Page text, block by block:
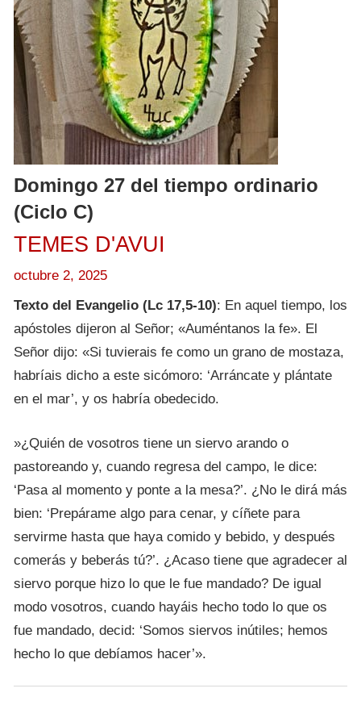
Domingo 27 del tiempo ordinario
(Ciclo C)
TEMES D'AVUI
octubre 2, 2025
Texto del Evangelio (Lc 17,5-10): En aquel tiempo, los
apóstoles dijeron al Señor; «Auméntanos la fe». El
Señor dijo: «Si tuvierais fe como un grano de mostaza,
habríais dicho a este sicómoro: ‘Arráncate y plántate
en el mar’, y os habría obedecido.
»¿Quién de vosotros tiene un siervo arando o
pastoreando y, cuando regresa del campo, le dice:
‘Pasa al momento y ponte a la mesa?’. ¿No le dirá más
bien: ‘Prepárame algo para cenar, y cíñete para
servirme hasta que haya comido y bebido, y después
comerás y beberás tú?’. ¿Acaso tiene que agradecer al
siervo porque hizo lo que le fue mandado? De igual
modo vosotros, cuando hayáis hecho todo lo que os
fue mandado, decid: ‘Somos siervos inútiles; hemos
hecho lo que debíamos hacer’».